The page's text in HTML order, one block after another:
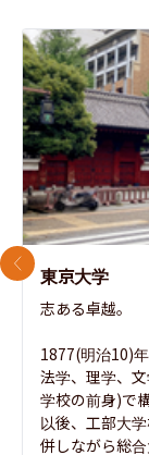
東京大学
志ある卓越。
1877(明治10)
法学、理学、
学校の前身)で
以後、工部大
併しながら総
前のスライド